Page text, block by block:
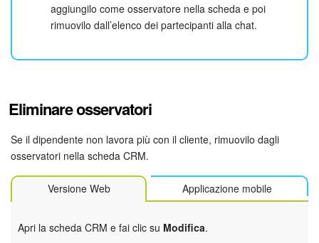
aggiungilo come osservatore nella scheda e poi
rimuovilo dall’elenco dei partecipanti alla chat.
Eliminare osservatori
Se il dipendente non lavora più con il cliente, rimuovilo dagli
osservatori nella scheda CRM.
Versione Web Applicazione mobile
Apri la scheda CRM e fai clic su Modifica.